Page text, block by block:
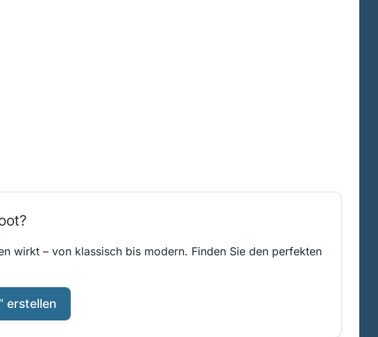
wirkt – von klassisch bis modern. Finden Sie den perfekten
erstellen